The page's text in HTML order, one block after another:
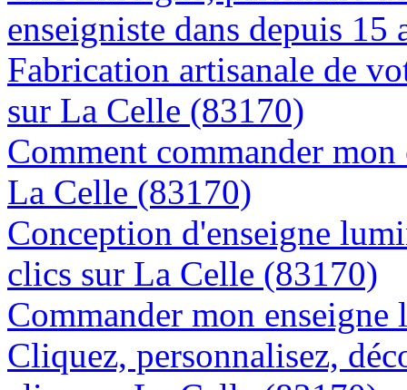
enseigniste dans depuis
Fabrication artisanale de
sur La Celle (83170)
Comment commander
La Celle (83170)
Conception d'enseigne
clics sur La Celle (83170)
Commander mon
Cliquez, personnalisez,